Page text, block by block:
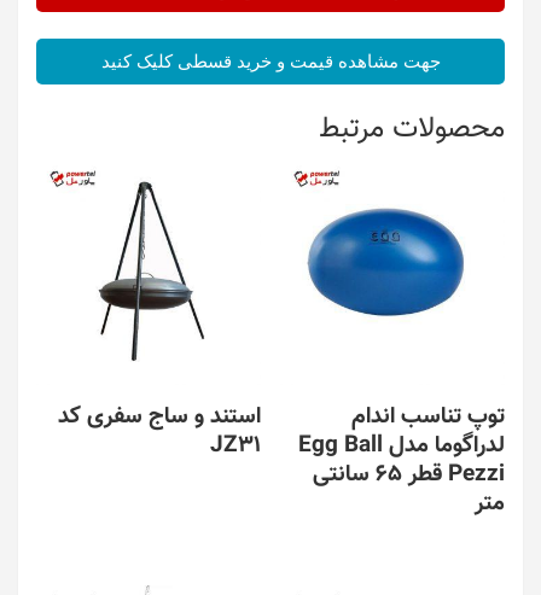
جهت مشاهده قیمت و خرید قسطی کلیک کنید
محصولات مرتبط
توپ تناسب اندام
لدراگوما مدل Egg Ball
Pezzi قطر 65 سانتی
متر
استند و ساج سفری کد
JZ31